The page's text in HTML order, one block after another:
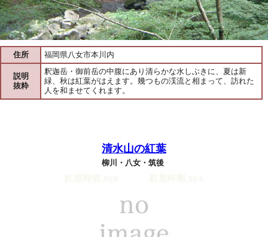
住所 福岡県八女市本川内
説明
抜粋
釈迦岳・御前岳の中腹にあり清らかな水しぶきに、夏は新
緑、秋は紅葉がはえます。幾つもの渓流と相まって、訪れた
人を和ませてくれます。
清水山の紅葉
柳川・八女・筑後